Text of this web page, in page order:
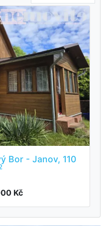
Bor - Janov, 110
Kč